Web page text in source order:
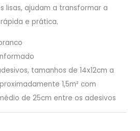
lisas, ajudam a transformar a
e prática.
tamanhos de 14x12cm a
1,5m² com
de 25cm entre os adesivos